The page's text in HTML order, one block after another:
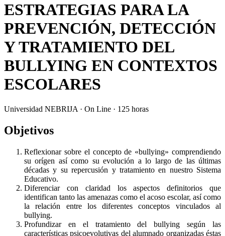
ESTRATEGIAS PARA LA
PREVENCIÓN, DETECCIÓN
Y TRATAMIENTO DEL
BULLYING EN CONTEXTOS
ESCOLARES
Universidad NEBRIJA · On Line · 125 horas
Objetivos
Reflexionar sobre el concepto de «bullying» comprendiendo
su orígen así como su evolución a lo largo de las últimas
décadas y su repercusión y tratamiento en nuestro Sistema
Educativo.
Diferenciar con claridad los aspectos definitorios que
identifican tanto las amenazas como el acoso escolar, así como
la relación entre los diferentes conceptos vinculados al
bullying.
Profundizar en el tratamiento del bullying según las
características psicoevolutivas del alumnado organizadas éstas